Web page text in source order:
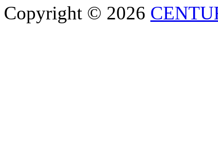
Copyright © 2026